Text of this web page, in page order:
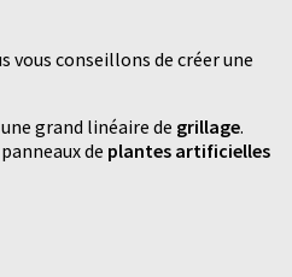
vous conseillons de créer une
grand linéaire de grillage.
de plantes artificielles